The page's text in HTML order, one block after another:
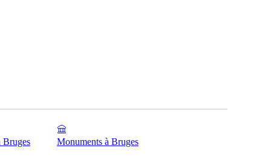
Bruges
Monuments à Bruges